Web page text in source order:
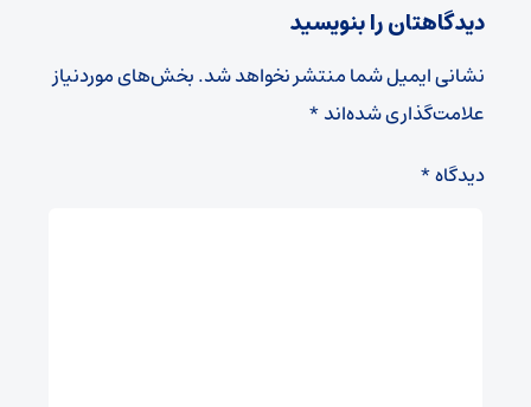
دیدگاهتان را بنویسید
نشانی ایمیل شما منتشر نخواهد شد.بخش‌های موردنیاز
علامت‌گذاری شده‌اند*
دیدگاه*